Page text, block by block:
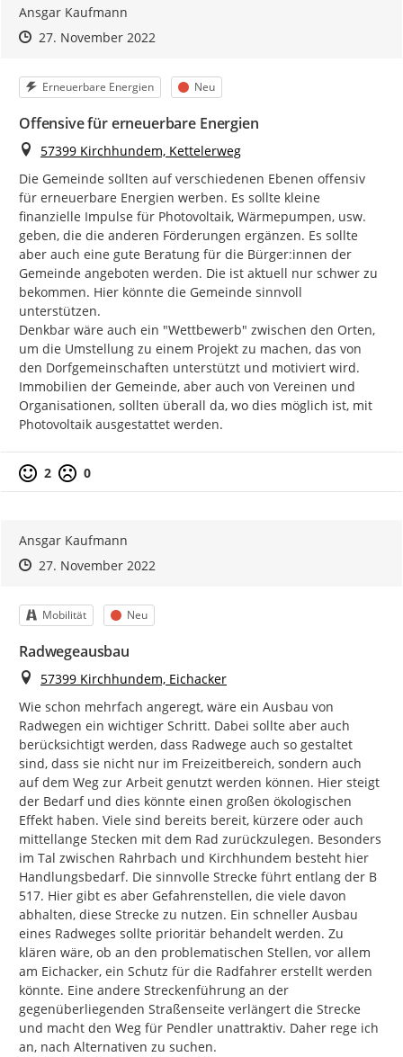
Ansgar Kaufmann
Zeitpunkt des Erstellens
Zeitpunkt des Erstellens
27. November 2022Zur Äußerung
Kategorie
Erneuerbare Energien Status
Neu
Offensive für erneuerbare Energien
Ort
57399 Kirchhundem, Kettelerweg
Die Gemeinde sollten auf verschiedenen Ebenen offensiv
für erneuerbare Energien werben. Es sollte kleine
finanzielle Impulse für Photovoltaik, Wärmepumpen, usw.
geben, die die anderen Förderungen ergänzen. Es sollte
aber auch eine gute Beratung für die Bürger:innen der
Gemeinde angeboten werden. Die ist aktuell nur schwer zu
bekommen. Hier könnte die Gemeinde sinnvoll
unterstützen.
Denkbar wäre auch ein "Wettbewerb" zwischen den Orten,
um die Umstellung zu einem Projekt zu machen, das von
den Dorfgemeinschaften unterstützt und motiviert wird.
Immobilien der Gemeinde, aber auch von Vereinen und
Organisationen, sollten überall da, wo dies möglich ist, mit
Photovoltaik ausgestattet werden.
Positive Bewertung
2 Negative Bewertung
0
Ansgar Kaufmann
Zeitpunkt des Erstellens
Zeitpunkt des Erstellens
27. November 2022Zur Äußerung
Kategorie
Mobilität Status
Neu
Radwegeausbau
Ort
57399 Kirchhundem, Eichacker
Wie schon mehrfach angeregt, wäre ein Ausbau von
Radwegen ein wichtiger Schritt. Dabei sollte aber auch
berücksichtigt werden, dass Radwege auch so gestaltet
sind, dass sie nicht nur im Freizeitbereich, sondern auch
auf dem Weg zur Arbeit genutzt werden können. Hier steigt
der Bedarf und dies könnte einen großen ökologischen
Effekt haben. Viele sind bereits bereit, kürzere oder auch
mittellange Stecken mit dem Rad zurückzulegen. Besonders
im Tal zwischen Rahrbach und Kirchhundem besteht hier
Handlungsbedarf. Die sinnvolle Strecke führt entlang der B
517. Hier gibt es aber Gefahrenstellen, die viele davon
abhalten, diese Strecke zu nutzen. Ein schneller Ausbau
eines Radweges sollte prioritär behandelt werden. Zu
klären wäre, ob an den problematischen Stellen, vor allem
am Eichacker, ein Schutz für die Radfahrer erstellt werden
könnte. Eine andere Streckenführung an der
gegenüberliegenden Straßenseite verlängert die Strecke
und macht den Weg für Pendler unattraktiv. Daher rege ich
an, nach Alternativen zu suchen.